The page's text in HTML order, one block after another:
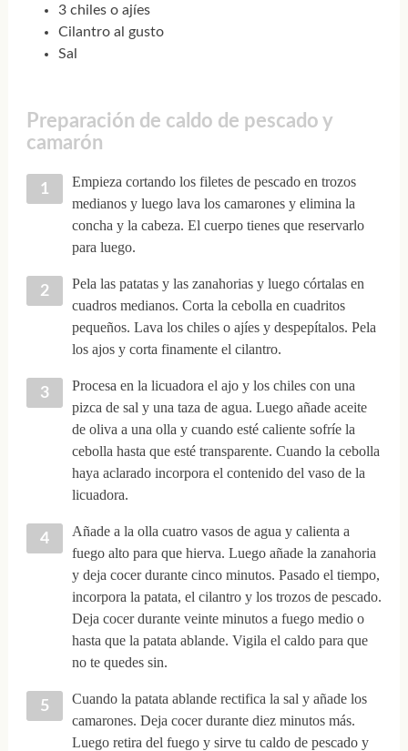
3 chiles o ajíes
Cilantro al gusto
Sal
Preparación de caldo de pescado y
camarón
Empieza cortando los filetes de pescado en trozos
medianos y luego lava los camarones y elimina la
concha y la cabeza. El cuerpo tienes que reservarlo
para luego.
Pela las patatas y las zanahorias y luego córtalas en
cuadros medianos. Corta la cebolla en cuadritos
pequeños. Lava los chiles o ajíes y despepítalos. Pela
los ajos y corta finamente el cilantro.
Procesa en la licuadora el ajo y los chiles con una
pizca de sal y una taza de agua. Luego añade aceite
de oliva a una olla y cuando esté caliente sofríe la
cebolla hasta que esté transparente. Cuando la cebolla
haya aclarado incorpora el contenido del vaso de la
licuadora.
Añade a la olla cuatro vasos de agua y calienta a
fuego alto para que hierva. Luego añade la zanahoria
y deja cocer durante cinco minutos. Pasado el tiempo,
incorpora la patata, el cilantro y los trozos de pescado.
Deja cocer durante veinte minutos a fuego medio o
hasta que la patata ablande. Vigila el caldo para que
no te quedes sin.
Cuando la patata ablande rectifica la sal y añade los
camarones. Deja cocer durante diez minutos más.
Luego retira del fuego y sirve tu caldo de pescado y